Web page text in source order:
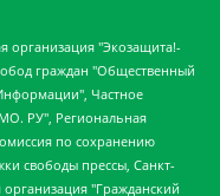
с ограниченной ответственностью "Как бы инагент", Кочетков Игорь Викторович, Общество с ограниченной ответственностью "Честные выборы", Еланчик Олег Александрович, Общество с ограниченной ответственностью "Нобелевский призыв", Гималова Регина Эмилевна, Григорьев Андрей Валерьевич, Григорьева Алина Александровна, Ассоциация по содействию защите прав призывников, альтернативнослужащих и военнослужащих "Правозащитная группа "Гражданин.Армия.Право", Хисамова Регина Фаритовна, Автономная некоммерческая организация по реализации социально-правовых программ "Лилит", Дальневосточное общественное движение "Маяк", Санкт-Петербургская ЛГБТ-инициативная группа "Выход", Инициативная группа ЛГБТ+ "Реверс", Алексеев Андрей Викторович, Бекбулатова Таисия Львовна, Беляев Иван Михайлович, Владыкина Елена Сергеевна, Гельман Марат Александрович, Никульшина Вероника Юрьевна, Толоконникова Надежда Андреевна, Шендерович Виктор Анатольевич, Общество с ограниченной ответственностью "Данное сообщение", Общество с ограниченной ответственностью Издательский дом "Новая глава", Айнбиндер Александра Александровна, Московский комьюнити-центр для ЛГБТ+инициатив, Благотворительный фонд развития филантропии, Deutsche Welle (Германия, Kurt-Schumacher-Strasse 3, 53113 Bonn), Борзунова Мария Михайловна, Воробьев Виктор Викторович, Голубева Анна Львовна, Константинова Алла Михайловна, Малкова Ирина Владимировна, Мурадов Мурад Абдулгалимович, Осетинская Елизавета Николаевна, Понасенков Евгений Николаевич, Ганапольский Матвей Юрьевич, Киселев Евгений Алексеевич, Борухович Ирина Григорьевна, Дремин Иван Тимофеевич, Дубровский Дмитрий Викторович, Красноярская региональная общественная организация поддержки и развития альтернативных образовательных технологий и межкультурных коммуникаций "ИНТЕРРА", Маяковская Екатерина Алексеевна, Фейгин Марк Захарович, Филимонов Андрей Викторович, Дзугкоева Регина Николаевна, Доброхотов Роман Александрович, Дудь Юрий Александрович, Елкин Сергей Владимирович, Кругликов Кирилл Игоревич, Сабунаева Мария Леонидовна, Семенов Алексей Владимирович, Шаинян Карен Багратович, Шульман Екатерина Михайловна, Асафьев Артур Валерьевич, Вахштайн Виктор Семенович, Венедиктов Алексей Алексеевич, Лушникова Екатерина Евгеньевна, Волков Леонид Михайлович, Невзоров Александр Глебович, Пархоменко Сергей Борисович, Сироткин Ярослав Николаевич, Кара-Мурза Владимир Владимирович, Баранова Наталья Владимировна, Гозман Леонид Яковлевич, Кагарлицкий Борис Юльевич, Климарев Михаил Валерьевич, Милов Владимир Станиславович, Автономная некоммерческая организация Краснодарский центр современного искусства "Типография", Моргенштерн Алишер Тагирович, Соболь Любовь Эдуардовна, Общество с ограниченной ответственностью "ЛИЗА НОРМ", Каспаров Гарри Кимович, Ходорковский Михаил Борисович, Общество с ограниченной ответственностью "Апрельские тезисы", Данилович Ирина Брониславовна, Кашин Олег Владимирович, Петров Николай Владимирович, Пивоваров Алексей Владимирович, Соколов Михаил Владимирович, Цветкова Юлия Владимировна, Чичваркин Евгений Александрович, Комитет против пыток/Команда против пыток, Общество с ограниченной ответственностью "Первый научный", Общество с ограниченной ответственностью "Вертолет и ко", Белоцерковская Вероника Борисовна, Кац Максим Евгеньевич, Лазарева Татьяна Юрьевна, Шаведдинов Руслан Табризович, Яшин Илья Валерьевич, Общество с ограниченной ответственностью "Иноагент ААВ", Алешковский Дмитрий Петрович, Альбац Евгения Марковна, Быков Дмитрий Львович, Галямина Юлия Евгеньевна, Лойко Сергей Леонидович, Мартынов Кирилл Константинович, Медведев Сергей Александрович, Крашенинников Федор Геннадиевич, Гордеева Катерина Вл